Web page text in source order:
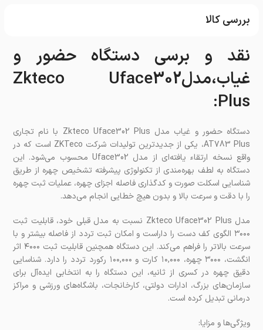
بررسی کالا
نقد و برسی دستگاه حضور و
غیاب،مدلZkteco Uface302
Plus:
دستگاه حضور و غیاب مدل Zkteco Uface302 Plus با نام تجاری
AT783 Plus، یکی از جدیدترین تولیدات شرکت ZKTeco است که در
واقع نسخه ارتقاء یافته‌ای از مدل Uface302 محسوب می‌شود. این
دستگاه به لطف بهره‌مندی از تکنولوژی پیشرفته تشخیص چهره از طریق
شناسایی اسکلت صورت و کدگذاری فاصله اجزای چهره، عملیات ثبت چهره
را با دقت و سرعت بالا و بدون هیچ خطایی انجام می‌دهد.
مدل Zkteco Uface302 Plus نسبت به مدل قبلی خود، قابلیت ثبت
۳۰۰۰ الگوی کف دست را داراست و امکان ثبت تردد از فاصله بیشتر و با
سرعت بالاتر را فراهم می‌کند. این دستگاه همچنین قابلیت ثبت ۴۰۰۰ اثر
انگشت، ۳۰۰۰ چهره، ۱۰,۰۰۰ کارت و ۱۰۰,۰۰۰ رکورد تردد را دارد. شناسایی
دقیق چهره در کسری از ثانیه، این دستگاه را به انتخابی ایده‌آل برای
سازمان‌های بزرگ، ادارات دولتی، کارخانجات، باشگاه‌های ورزشی و مراکز
درمانی تبدیل کرده است.
ویژگی‌ها و مزایا: